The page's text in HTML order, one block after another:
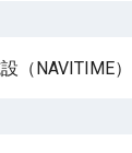
（NAVITIME）